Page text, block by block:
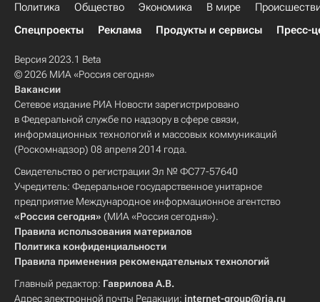
Политика Общество Экономика В мире
Спецпроекты
Реклама Продукты и сервисы Пресс-
Версия 2023.1 Beta
© 2026 МИА «Россия сегодня»
Вакансии
Сетевое издание РИА Новости зарегистрировано
в Федеральной службе по надзору в сфере связи,
информационных технологий и массовых коммуникаций
(Роскомнадзор) 08 апреля 2014 года.
Свидетельство о регистрации Эл № ФС77-57640
Учредитель: Федеральное государственное унитарное
предприятие Международное информационное агентство
«Россия сегодня» (МИА «Россия сегодня»).
Правила использования материалов
Политика конфиденциальности
Правила применения рекомендательных технологий
Главный редактор: Гаврилова А.В.
Адрес электронной почты Редакции: internet-group@ria.ru